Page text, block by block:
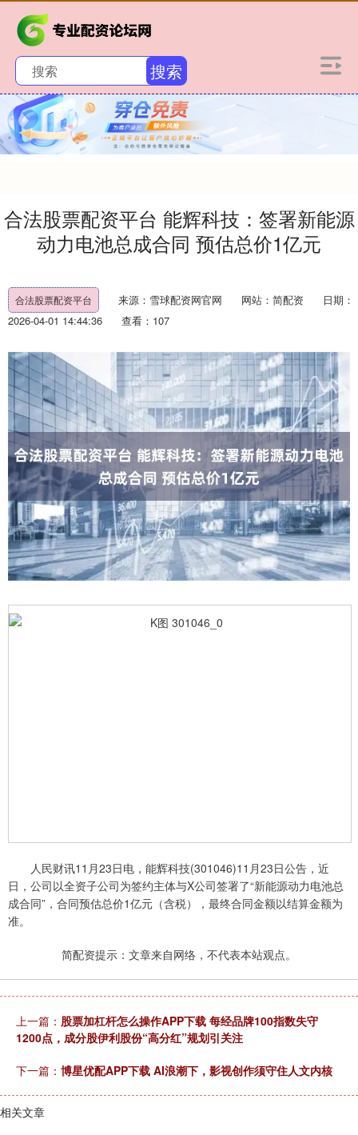
搜索
合法股票配资平台 能辉科技：签署新能源
动力电池总成合同 预估总价1亿元
合法股票配资平台 来源：雪球配资网官网 网站：简配资
日期：
2026-04-01 14:44:36
查看：107
人民财讯11月23日电，能辉科技(301046)11月23日公告，近
日，公司以全资子公司为签约主体与X公司签署了“新能源动力电池总
成合同”，合同预估总价1亿元（含税），最终合同金额以结算金额为
准。
简配资提示：文章来自网络，不代表本站观点。
上一篇： 股票加杠杆怎么操作APP下载 每经品牌100指数失守
1200点，成分股伊利股份“高分红”规划引关注
下一篇： 博星优配APP下载 AI浪潮下，影视创作须守住人文内核
相关文章